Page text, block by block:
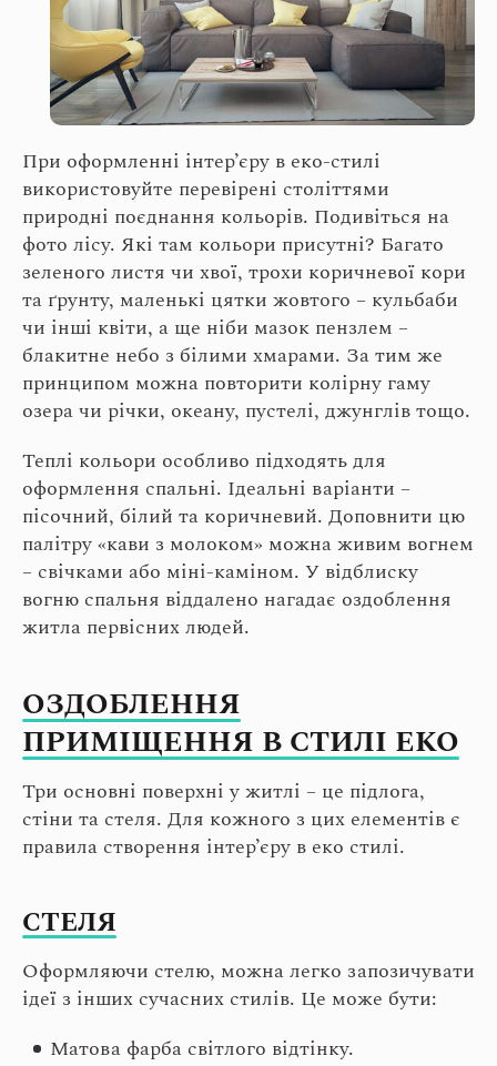
При оформленні інтер’єру в еко-стилі
використовуйте перевірені століттями
природні поєднання кольорів. Подивіться на
фото лісу. Які там кольори присутні? Багато
зеленого листя чи хвої, трохи коричневої кори
та ґрунту, маленькі цятки жовтого – кульбаби
чи інші квіти, а ще ніби мазок пензлем –
блакитне небо з білими хмарами. За тим же
принципом можна повторити колірну гаму
озера чи річки, океану, пустелі, джунглів тощо.
Теплі кольори особливо підходять для
оформлення спальні. Ідеальні варіанти –
пісочний, білий та коричневий. Доповнити цю
палітру «кави з молоком» можна живим вогнем
– свічками або міні-каміном. У відблиску
вогню спальня віддалено нагадає оздоблення
житла первісних людей.
ОЗДОБЛЕННЯ
ПРИМІЩЕННЯ В СТИЛІ ЕКО
Три основні поверхні у житлі – це підлога,
стіни та стеля. Для кожного з цих елементів є
правила створення інтер’єру в еко стилі.
СТЕЛЯ
Оформляючи стелю, можна легко запозичувати
ідеї з інших сучасних стилів. Це може бути:
Матова фарба світлого відтінку.